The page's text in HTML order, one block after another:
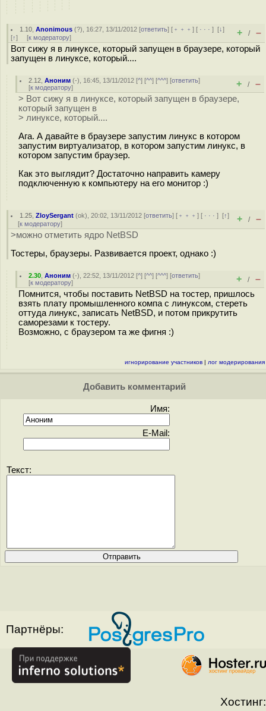
1.10 ,Anonimous (?), 16:27, 13/11/2012 [ответить] [ ﹢﹢﹢] [ · · ·][↓]
[↑] [к модератору] + / –
Вот сижу я в линуксе, который запущен в браузере, который
запущен в линуксе, который....
2.12 ,Аноним (-), 16:45, 13/11/2012 [^] [^^] [^^^] [ответить]
[к модератору] + / –
> Вот сижу я в линуксе, который запущен в браузере,
который запущен в
> линуксе, который....
Ага. А давайте в браузере запустим линукс в котором
запустим виртуализатор, в котором запустим линукс, в
котором запустим браузер.
Как это выглядит? Достаточно направить камеру
подключенную к компьютеру на его монитор :)
1.25 ,ZloySergant (ok), 20:02, 13/11/2012 [ответить] [ ﹢﹢﹢] [ · · ·][↑]
[к модератору] + / –
>можно отметить ядро NetBSD
Тостеры, браузеры. Развивается проект, однако :)
2.30 ,Аноним (-), 22:52, 13/11/2012 [^] [^^] [^^^] [ответить]
[к модератору] + / –
Помнится, чтобы поставить NetBSD на тостер, пришлось
взять плату промышленного компа с линуксом, стереть
оттуда линукс, записать NetBSD, и потом прикрутить
саморезами к тостеру.
Возможно, с браузером та же фигня :)
игнорирование участников | лог модерирования
Добавить комментарий
Имя:
E-Mail:
Текст:
Партнёры:
Хостинг: